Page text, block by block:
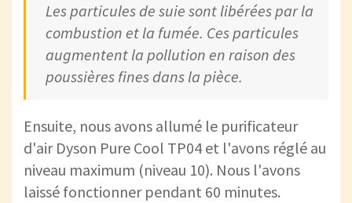
Les particules de suie sont libérées par la
combustion et la fumée. Ces particules
augmentent la pollution en raison des
poussières fines dans la pièce.
Ensuite, nous avons allumé le purificateur
d'air Dyson Pure Cool TP04 et l'avons réglé au
niveau maximum (niveau 10). Nous l'avons
laissé fonctionner pendant 60 minutes.